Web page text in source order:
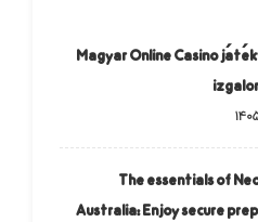
Magyar Online Casino
The essentials of
Australia: Enjoy secure